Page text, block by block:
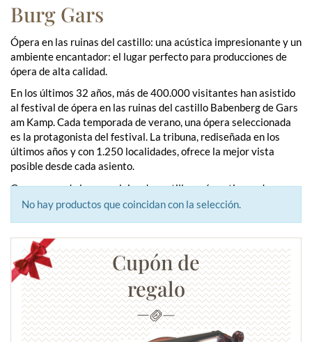
Burg Gars
Ópera en las ruinas del castillo: una acústica impresionante y un
ambiente encantador: el lugar perfecto para producciones de
ópera de alta calidad.
En los últimos 32 años, más de 400.000 visitantes han asistido
al festival de ópera en las ruinas del castillo Babenberg de Gars
am Kamp. Cada temporada de verano, una ópera seleccionada
es la protagonista del festival. La tribuna, rediseñada en los
últimos años y con 1.250 localidades, ofrece la mejor vista
posible desde cada asiento.
Gars es uno de los complejos de castillos más antiguos de
Austria. Construido en el siglo XI, conserva el estilo de los
Babenberg estableció una de sus sedes en Gars, aunque el
"periodo Babenberg en Gars" sólo duró unas décadas, ya que se
nombraron castellanos para administrar el castillo bajo
Leopoldo III.
No hay productos que coincidan con la selección.
Cupón de
regalo